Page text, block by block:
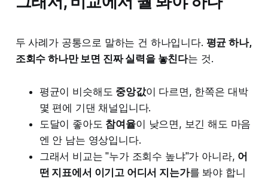
두 사례가 공통으로 말하는 건 하나입니다. 평균 하나,
조회수 하나만 보면 진짜 실력을 놓친다는 것.
평균이 비슷해도 중앙값이 다르면, 한쪽은 대박
몇 편에 기댄 채널입니다.
도달이 좋아도 참여율이 낮으면, 보긴 해도 마음
엔 안 남는 영상입니다.
그래서 비교는 "누가 조회수 높냐"가 아니라, 어
떤 지표에서 이기고 어디서 지는가를 봐야 합니